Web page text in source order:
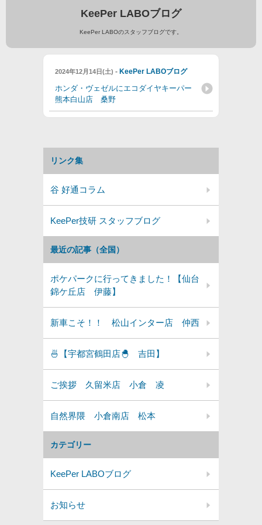
KeePer LABOブログ
KeePer LABOのスタッフブログです。
2024年12月14日(土) - KeePer LABOブログ
ホンダ・ヴェゼルにエコダイヤキーパー
熊本白山店 桑野
カテゴリー
KeePer LABOブログ
お知らせ
最近の記事（全国）
ポケパークに行ってきました！【仙台
錦ケ丘店 伊藤】
新車こそ！！ 松山インター店 仲西
🍜【宇都宮鶴田店🐣 吉田】
ご挨拶 久留米店 小倉 凌
自然界隈 小倉南店 松本
リンク集
谷 好通コラム
KeePer技研 スタッフブログ